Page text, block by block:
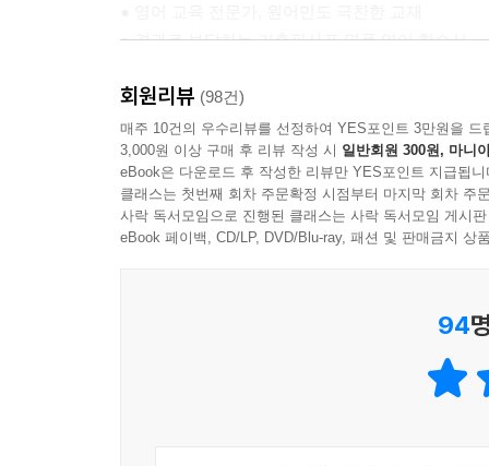
● 결과로 보답하는 키출판사표 명품 영어 학습서
회원리뷰 (98건)
매주 10건의 우수리뷰를 선정하여 YES포인트 3만원을 드
3,000원 이상 구매 후 리뷰 작성 시 일반회원 300원, 마니
eBook은 다운로드 후 작성한 리뷰만 YES포인트 지급됩니
클래스는 첫번째 회차 주문확정 시점부터 마지막 회차 주
사락 독서모임으로 진행된 클래스는 사락 독서모임 게시
eBook 페이백, CD/LP, DVD/Blu-ray, 패션 및 판매금지 상
94